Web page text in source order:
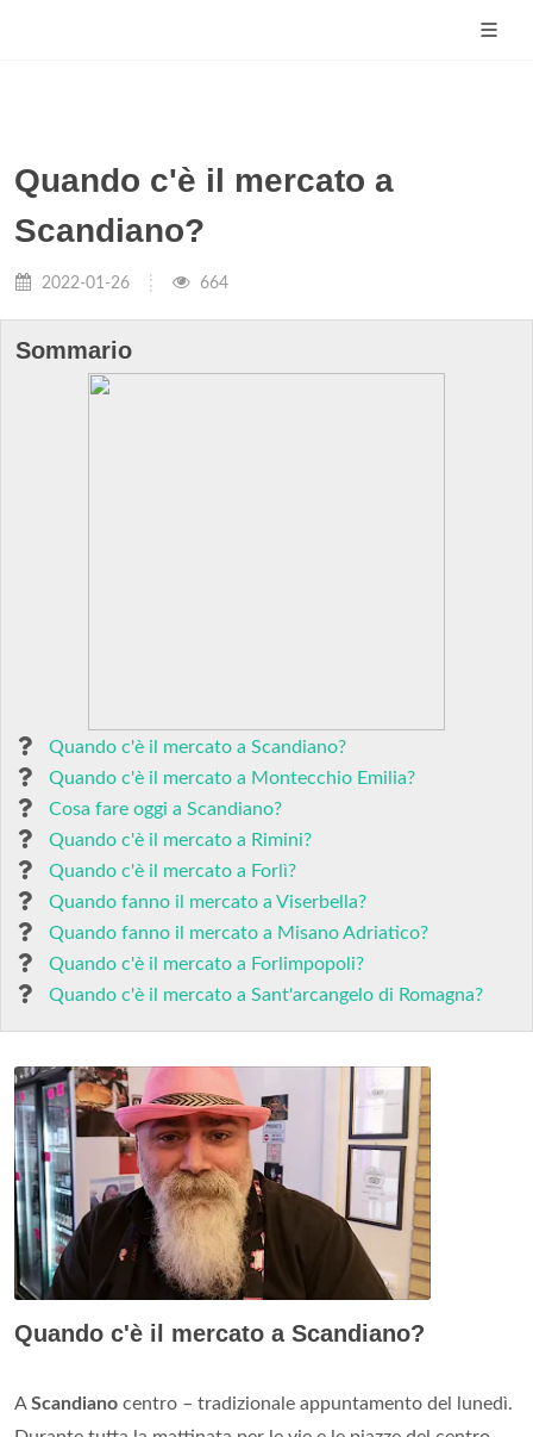
Quando c'è il mercato a
Scandiano?
2022-01-26 664
Sommario
Quando c'è il mercato a Scandiano?
Quando c'è il mercato a Montecchio Emilia?
Cosa fare oggi a Scandiano?
Quando c'è il mercato a Rimini?
Quando c'è il mercato a Forlì?
Quando fanno il mercato a Viserbella?
Quando fanno il mercato a Misano Adriatico?
Quando c'è il mercato a Forlimpopoli?
Quando c'è il mercato a Sant'arcangelo di Romagna?
Quando c'è il mercato a Scandiano?
AScandiano centro – tradizionale appuntamento del lunedì.